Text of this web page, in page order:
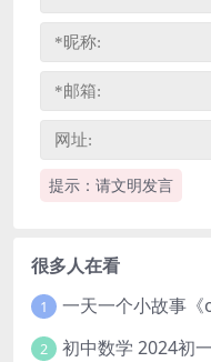
提示：请文明发言
很多人在看
1
2